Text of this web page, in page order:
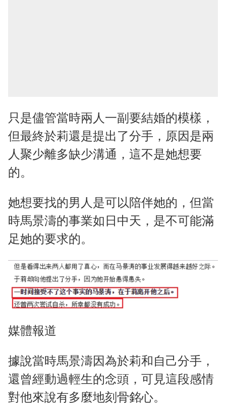
只是儘管當時兩人一副要結婚的模樣，
但最終於莉還是提出了分手，原因是兩
人聚少離多缺少溝通，這不是她想要
的。
她想要找的男人是可以陪伴她的，但當
時馬景濤的事業如日中天，是不可能滿
足她的要求的。
媒體報道
據說當時馬景濤因為於莉和自己分手，
還曾經動過輕生的念頭，可見這段感情
對他來說有多麼地刻骨銘心。